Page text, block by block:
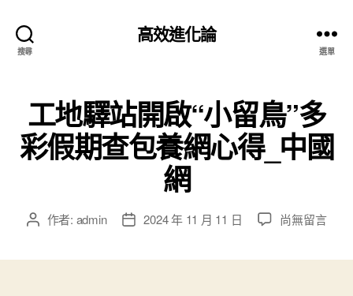
搜尋
高效進化論
選單
工地驛站開啟“小留鳥”多
彩假期查包養網心得_中國
網
文 作者: admin
文 2024 年 11 月 11 日
在
尚無留言